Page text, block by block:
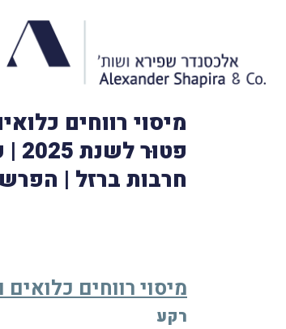
מיסוי רווחים
חרבות ברזל |
מיסוי רווחים
רקע